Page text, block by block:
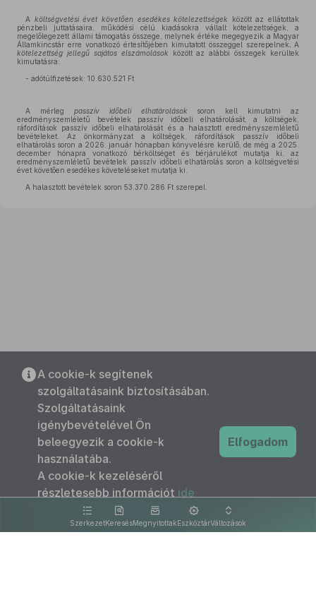
A költségvetési évet követően esedékes kötelezettségek között az ellátottak
pénzbeli juttatásaira, működési célú kiadásokra vállalt kötelezettségek, a
megelőlegezett állami támogatás összege, melynek értéke megegyezik a Magyar
Államkincstár erre vonatkozó értesítőjében kimutatott összeggel szerepelnek
A
kötelezettség jellegű sajátos elszámolások között az alábbi összegek kerültek
kimutatásra:
- adótúlfizetések: 10.630.521 Ft
A mérleg passzív időbeli elhatárolások soron kell kimutatni az
eredményszemléletű bevételek passzív időbeli elhatárolását, a költségek,
ráfordítások passzív időbeli elhatárolását és a halasztott eredményszemléletű
bevételeket. Az önkormányzat a költségek, ráfordítások passzív időbeli
elhatárolás soron a 2026. január hónapban könyvelésre kerülő, de még a 2025.
december hónapra vonatkozó bérköltséget és bérjárulékot mutatja ki, az
eredményszemléletű bevételek passzív időbeli elhatárolás soron a költségvetési
évet követően esedékes követeléseket mutatja ki.
A halasztott bevételek soron 53.370.286 Ft szerepel.
SzerkezetKeresésMegnyitottakEszköztárVáltozások
A cookie-k segítenek
szolgáltatásaink biztosításában.
Szolgáltatásaink
igénybevételével Ön
beleegyezik a cookie-k
használatába.
A cookie-k kezeléséről
részletesebb információt ide
kattintva olvashat.
Elfogadom